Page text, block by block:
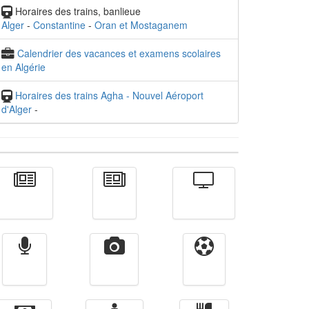
Horaires des trains, banlieue
Alger - Constantine - Oran et Mostaganem
Calendrier des vacances et examens scolaires
en Algérie
Horaires des trains Agha - Nouvel Aéroport
d'Alger -